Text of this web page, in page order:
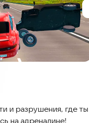
и разрушения, где ты
на адреналине!